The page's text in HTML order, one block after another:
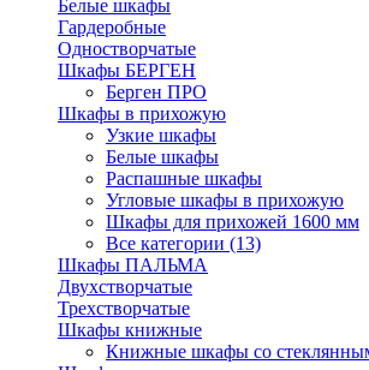
Белые шкафы
Гардеробные
Одностворчатые
Шкафы БЕРГЕН
Берген ПРО
Шкафы в прихожую
Узкие шкафы
Белые шкафы
Распашные шкафы
Угловые шкафы в прихожую
Шкафы для прихожей 1600 мм
Все категории (13)
Шкафы ПАЛЬМА
Двухстворчатые
Трехстворчатые
Шкафы книжные
Книжные шкафы со